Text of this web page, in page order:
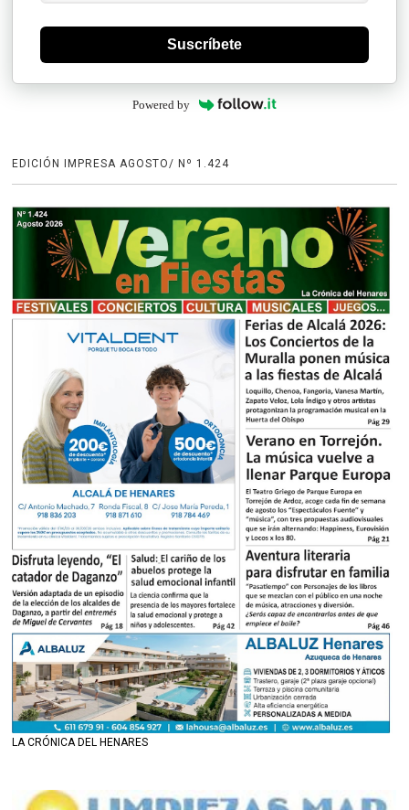
Suscríbete
Powered by
EDICIÓN IMPRESA AGOSTO/ Nº 1.424
LA CRÓNICA DEL HENARES